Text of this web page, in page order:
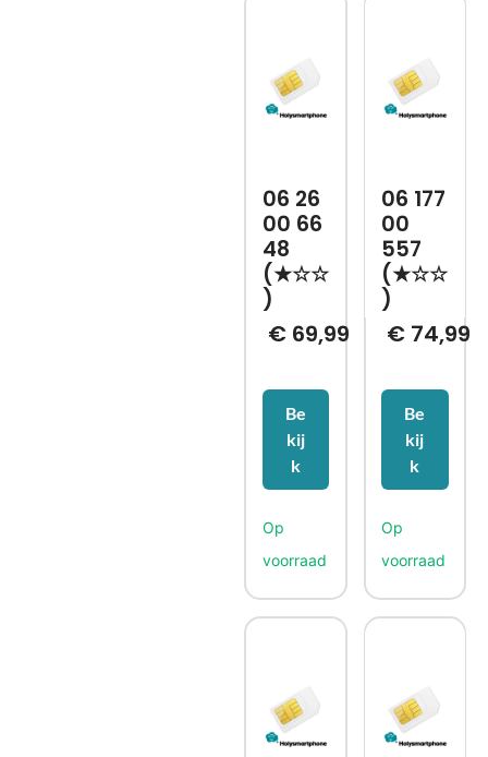
06 26
00 66
48
(★☆☆
)
€69,99
Be
kij
k
06 177
00
557
(★☆☆
)
€ 74,99
Be
kij
k